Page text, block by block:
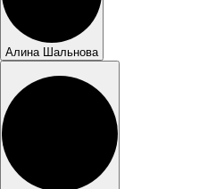
Алина Шальнова